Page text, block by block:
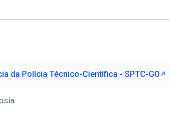
da Polícia Técnico-Científica - SPTC-GO